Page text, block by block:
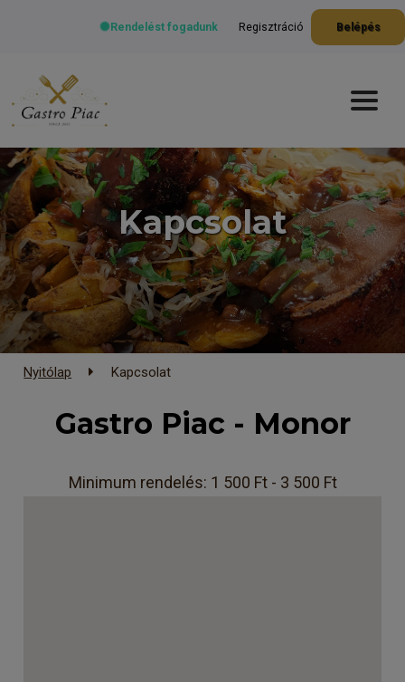
Rendelést fogadunk Regisztráció Belépés
Kapcsolat
Nyitólap Kapcsolat
Gastro Piac - Monor
Minimum rendelés: 1 500 Ft - 3 500 Ft